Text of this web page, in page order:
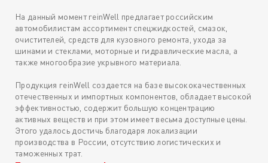
На данный момент reinWell предлагает российским
автомобилистам ассортимент спецжидкостей, смазок,
очистителей, средств для кузовного ремонта, ухода за
шинами и стеклами, моторные и гидравлические масла, а
также многообразие укрывного материала.
Продукция reinWell создается на базе высококачественных
отечественных и импортных компонентов, обладает высокой
эффективностью, содержит большую концентрацию
активных веществ и при этом имеет весьма доступные цены.
Этого удалось достичь благодаря локализации
производства в России, отсутствию логистических и
таможенных трат.